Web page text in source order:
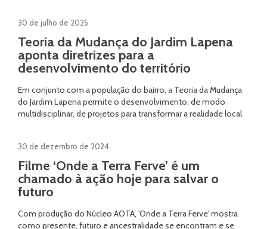
30 de julho de 2025
Teoria da Mudança do Jardim Lapena
aponta diretrizes para a
desenvolvimento do território
Em conjunto com a população do bairro, a Teoria da Mudança
do Jardim Lapena permite o desenvolvimento, de modo
multidisciplinar, de projetos para transformar a realidade local
30 de dezembro de 2024
Filme ‘Onde a Terra Ferve’ é um
chamado à ação hoje para salvar o
futuro
Com produção do Núcleo AOTA, 'Onde a Terra Ferve' mostra
como presente, futuro e ancestralidade se encontram e se